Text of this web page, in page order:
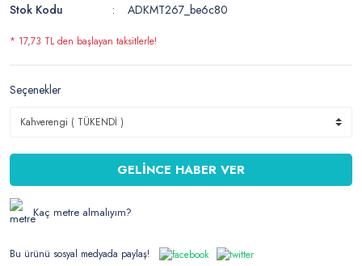
Stok Kodu
ADKMT267_be6c80
* 17,73 TL den başlayan taksitlerle!
Seçenekler
GELİNCE HABER VER
Kaç metre almalıyım?
Bu ürünü sosyal medyada paylaş!